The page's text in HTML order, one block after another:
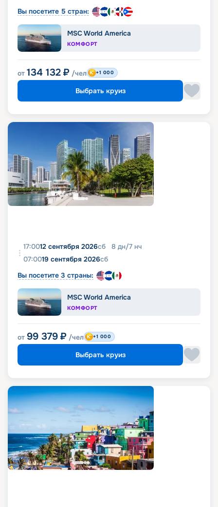
Вы посетите 5 стран:
MSC World America
КОМФОРТ
от 134 132 ₽ /чел +1 000
Выбрать круиз
17:0012 сентября 2026сб 8 дн/7 нч
07:0019 сентября 2026сб
Вы посетите 3 страны:
MSC World America
КОМФОРТ
от 99 379 ₽ /чел +1 000
Выбрать круиз